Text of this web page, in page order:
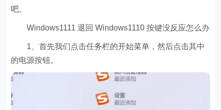
吧。
Windows1111 退回 Windows1110 按键没反应怎么办
1、首先我们点击任务栏的开始菜单，然后点击其中
的电源按钮。